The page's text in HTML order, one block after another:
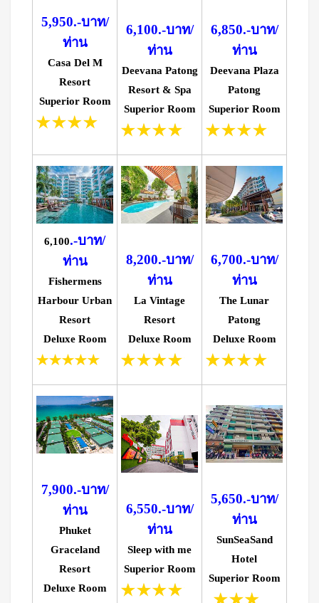
5,950.-บาท/
ท่าน
Casa Del M
Resort
Superior Room
6,100.-บาท/
ท่าน
Deevana Patong
Resort & Spa
Superior Room
6,850.-บาท/
ท่าน
Deevana Plaza
Patong
Superior Room
6,100.-บาท/
ท่าน
Fishermens
Harbour Urban
Resort
Deluxe Room
8,200.-บาท/
ท่าน
La Vintage
Resort
Deluxe Room
6,700.-บาท/
ท่าน
The Lunar
Patong
Deluxe Room
7,900.-บาท/
ท่าน
Phuket
Graceland
Resort
Deluxe Room
6,550.-บาท/
ท่าน
Sleep with me
Superior Room
5,650.-บาท/
ท่าน
SunSeaSand
Hotel
Superior Room